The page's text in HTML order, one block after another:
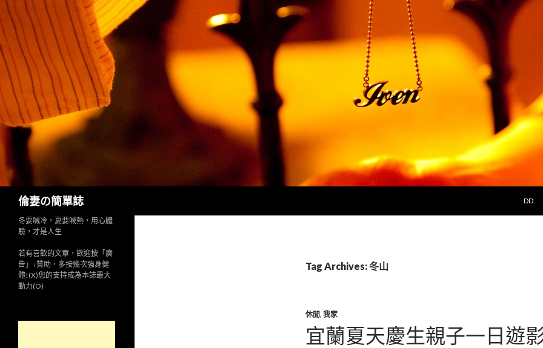
倫妻の簡單誌
Search
DD
Tag Archives: 冬山
休閒, 我家
宜蘭夏天慶生親子一日遊
冬要喊冷，夏要喊熱，用心體
驗，才是人生
若有喜歡的文章，歡迎按「廣
告」↓贊助，多按幾次強身健
體!(X)您的支持成為本誌最大
動力(O)